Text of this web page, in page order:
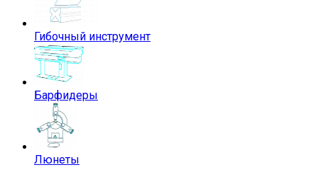
Гибочный инструмент
Барфидеры
Люнеты